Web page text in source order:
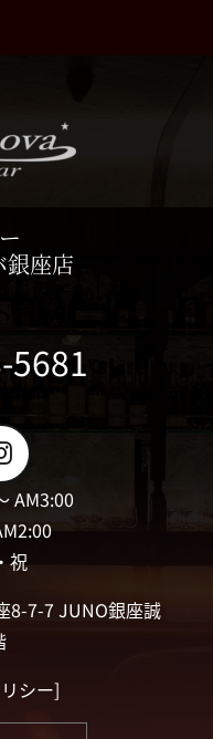
銀座店
5681
AM3:00
祝
8-7-7 JUNO銀座誠
シー]